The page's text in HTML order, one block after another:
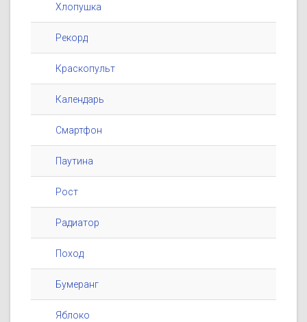
Хлопушка
Рекорд
Краскопульт
Календарь
Смартфон
Паутина
Рост
Радиатор
Поход
Бумеранг
Яблоко